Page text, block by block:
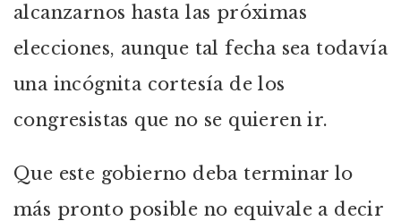
alcanzarnos hasta las próximas
elecciones, aunque tal fecha sea todavía
una incógnita cortesía de los
congresistas que no se quieren ir.
Que este gobierno deba terminar lo
más pronto posible no equivale a decir